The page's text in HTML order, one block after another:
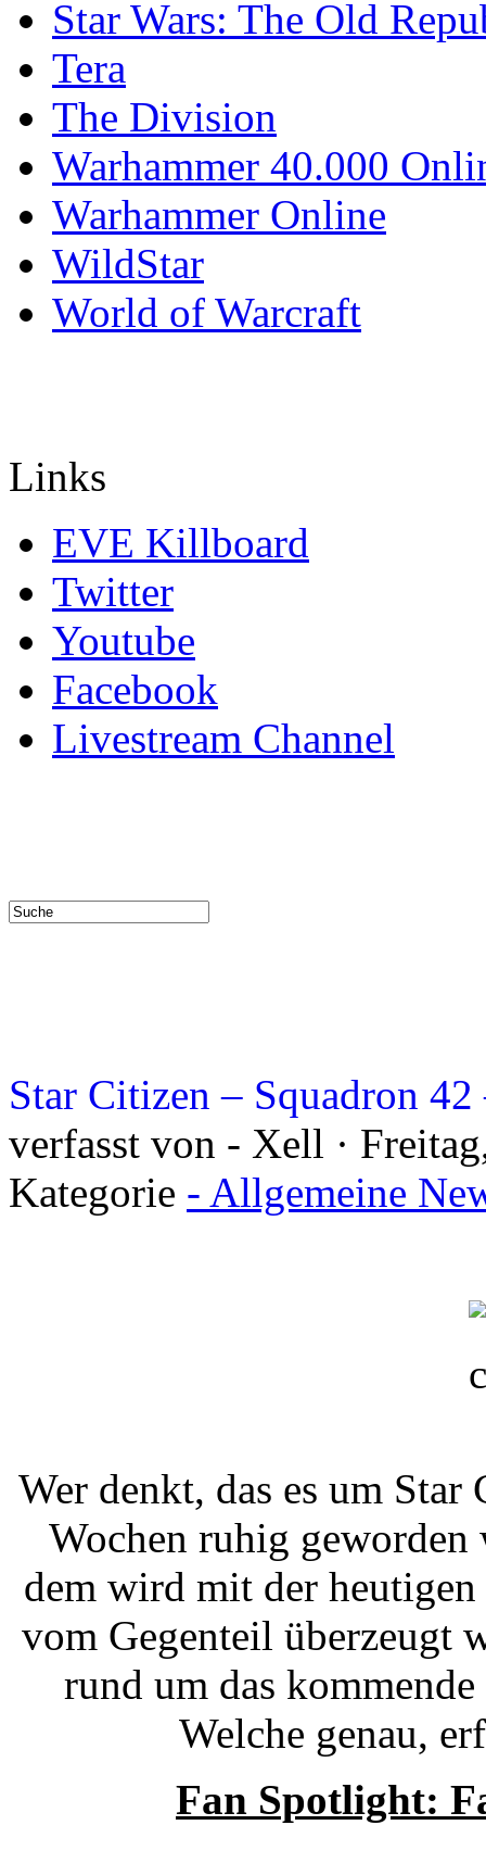
Star Wars: The Old
Tera
The Division
Warhammer 40.000
Warhammer Online
WildStar
World of Warcraft
Links
EVE Killboard
Twitter
Youtube
Facebook
Livestream Channel
Star Citizen – Squadron 42
verfasst von - Xell ·
Kategorie - Allgemeine
Wer denkt, das es um
Wochen ruhig
dem wird mit der heutigen
vom Gegenteil überzeugt
rund um das
Welche genau,
Fan Spotlight: